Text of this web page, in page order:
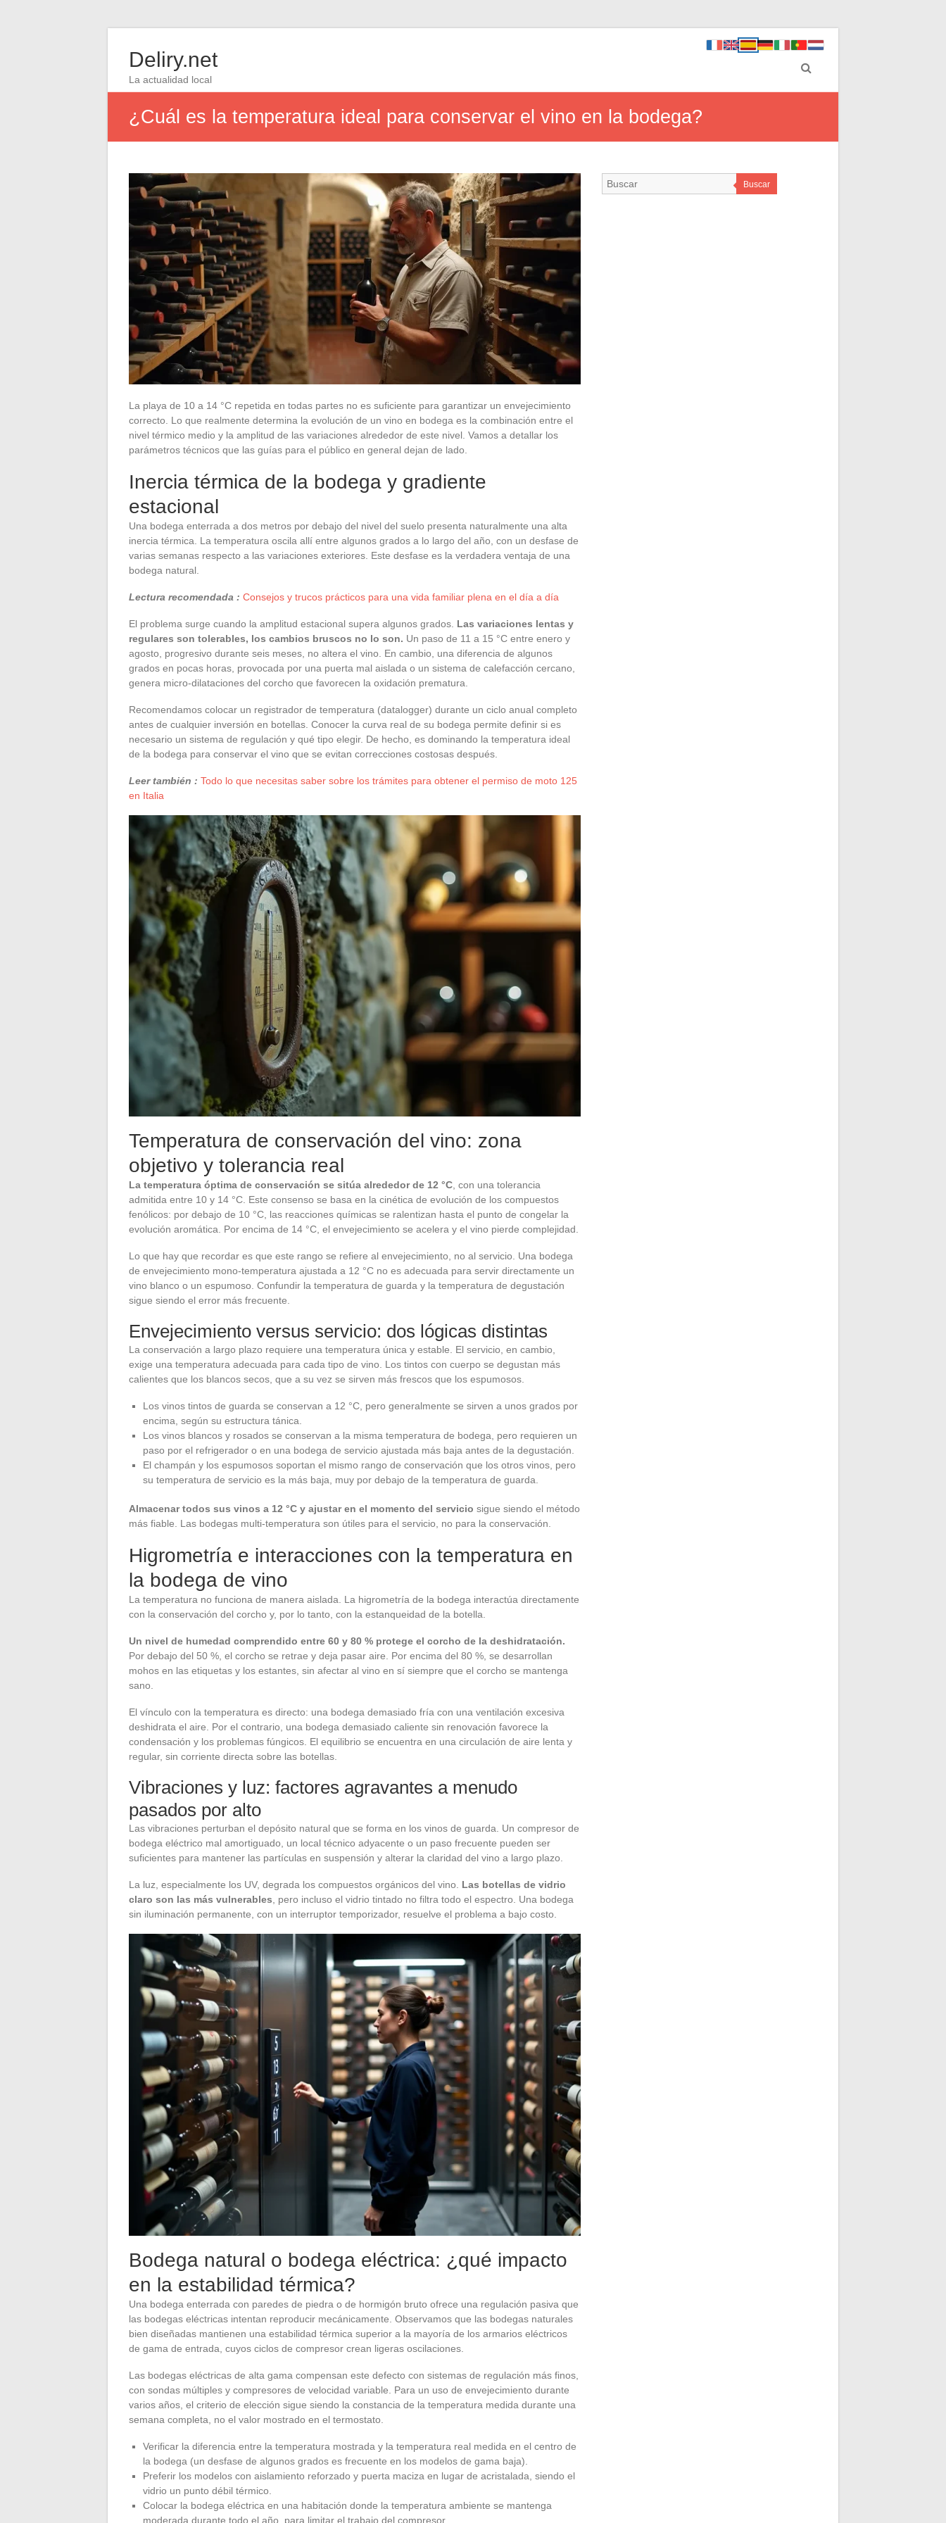
Deliry.net
La actualidad local
¿Cuál es la temperatura ideal para conservar el vino en la bodega?
La playa de 10 a 14 °C repetida en todas partes no es suficiente para garantizar un envejecimiento
correcto. Lo que realmente determina la evolución de un vino en bodega es la combinación entre el
nivel térmico medio y la amplitud de las variaciones alrededor de este nivel. Vamos a detallar los
parámetros técnicos que las guías para el público en general dejan de lado.
Inercia térmica de la bodega y gradiente
estacional
Una bodega enterrada a dos metros por debajo del nivel del suelo presenta naturalmente una alta
inercia térmica. La temperatura oscila allí entre algunos grados a lo largo del año, con un desfase de
varias semanas respecto a las variaciones exteriores. Este desfase es la verdadera ventaja de una
bodega natural.
Lectura recomendada : Consejos y trucos prácticos para una vida familiar plena en el día a día
El problema surge cuando la amplitud estacional supera algunos grados. Las variaciones lentas y
regulares son tolerables, los cambios bruscos no lo son. Un paso de 11 a 15 °C entre enero y
agosto, progresivo durante seis meses, no altera el vino. En cambio, una diferencia de algunos
grados en pocas horas, provocada por una puerta mal aislada o un sistema de calefacción cercano,
genera micro-dilataciones del corcho que favorecen la oxidación prematura.
Recomendamos colocar un registrador de temperatura (datalogger) durante un ciclo anual completo
antes de cualquier inversión en botellas. Conocer la curva real de su bodega permite definir si es
necesario un sistema de regulación y qué tipo elegir. De hecho, es dominando la temperatura ideal
de la bodega para conservar el vino que se evitan correcciones costosas después.
Leer también : Todo lo que necesitas saber sobre los trámites para obtener el permiso de moto 125
en Italia
Temperatura de conservación del vino: zona
objetivo y tolerancia real
La temperatura óptima de conservación se sitúa alrededor de 12 °C, con una tolerancia
admitida entre 10 y 14 °C. Este consenso se basa en la cinética de evolución de los compuestos
fenólicos: por debajo de 10 °C, las reacciones químicas se ralentizan hasta el punto de congelar la
evolución aromática. Por encima de 14 °C, el envejecimiento se acelera y el vino pierde complejidad.
Lo que hay que recordar es que este rango se refiere al envejecimiento, no al servicio. Una bodega
de envejecimiento mono-temperatura ajustada a 12 °C no es adecuada para servir directamente un
vino blanco o un espumoso. Confundir la temperatura de guarda y la temperatura de degustación
sigue siendo el error más frecuente.
Envejecimiento versus servicio: dos lógicas distintas
La conservación a largo plazo requiere una temperatura única y estable. El servicio, en cambio,
exige una temperatura adecuada para cada tipo de vino. Los tintos con cuerpo se degustan más
calientes que los blancos secos, que a su vez se sirven más frescos que los espumosos.
Los vinos tintos de guarda se conservan a 12 °C, pero generalmente se sirven a unos grados por
encima, según su estructura tánica.
Los vinos blancos y rosados se conservan a la misma temperatura de bodega, pero requieren un
paso por el refrigerador o en una bodega de servicio ajustada más baja antes de la degustación.
El champán y los espumosos soportan el mismo rango de conservación que los otros vinos, pero
su temperatura de servicio es la más baja, muy por debajo de la temperatura de guarda.
Almacenar todos sus vinos a 12 °C y ajustar en el momento del servicio sigue siendo el método
más fiable. Las bodegas multi-temperatura son útiles para el servicio, no para la conservación.
Higrometría e interacciones con la temperatura en
la bodega de vino
La temperatura no funciona de manera aislada. La higrometría de la bodega interactúa directamente
con la conservación del corcho y, por lo tanto, con la estanqueidad de la botella.
Un nivel de humedad comprendido entre 60 y 80 % protege el corcho de la deshidratación.
Por debajo del 50 %, el corcho se retrae y deja pasar aire. Por encima del 80 %, se desarrollan
mohos en las etiquetas y los estantes, sin afectar al vino en sí siempre que el corcho se mantenga
sano.
El vínculo con la temperatura es directo: una bodega demasiado fría con una ventilación excesiva
deshidrata el aire. Por el contrario, una bodega demasiado caliente sin renovación favorece la
condensación y los problemas fúngicos. El equilibrio se encuentra en una circulación de aire lenta y
regular, sin corriente directa sobre las botellas.
Vibraciones y luz: factores agravantes a menudo
pasados por alto
Las vibraciones perturban el depósito natural que se forma en los vinos de guarda. Un compresor de
bodega eléctrico mal amortiguado, un local técnico adyacente o un paso frecuente pueden ser
suficientes para mantener las partículas en suspensión y alterar la claridad del vino a largo plazo.
La luz, especialmente los UV, degrada los compuestos orgánicos del vino. Las botellas de vidrio
claro son las más vulnerables, pero incluso el vidrio tintado no filtra todo el espectro. Una bodega
sin iluminación permanente, con un interruptor temporizador, resuelve el problema a bajo costo.
Bodega natural o bodega eléctrica: ¿qué impacto
en la estabilidad térmica?
Una bodega enterrada con paredes de piedra o de hormigón bruto ofrece una regulación pasiva que
las bodegas eléctricas intentan reproducir mecánicamente. Observamos que las bodegas naturales
bien diseñadas mantienen una estabilidad térmica superior a la mayoría de los armarios eléctricos
de gama de entrada, cuyos ciclos de compresor crean ligeras oscilaciones.
Las bodegas eléctricas de alta gama compensan este defecto con sistemas de regulación más finos,
con sondas múltiples y compresores de velocidad variable. Para un uso de envejecimiento durante
varios años, el criterio de elección sigue siendo la constancia de la temperatura medida durante una
semana completa, no el valor mostrado en el termostato.
Verificar la diferencia entre la temperatura mostrada y la temperatura real medida en el centro de
la bodega (un desfase de algunos grados es frecuente en los modelos de gama baja).
Preferir los modelos con aislamiento reforzado y puerta maciza en lugar de acristalada, siendo el
vidrio un punto débil térmico.
Colocar la bodega eléctrica en una habitación donde la temperatura ambiente se mantenga
moderada durante todo el año, para limitar el trabajo del compresor.
Buscar